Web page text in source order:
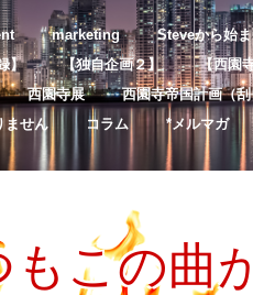
コ
ン
テ
ン
ッ
marketing Steveから始
】 【独自企画２】
【西園
西園寺展 西園寺帝国計画（
ません コラム *メルマガ
この曲